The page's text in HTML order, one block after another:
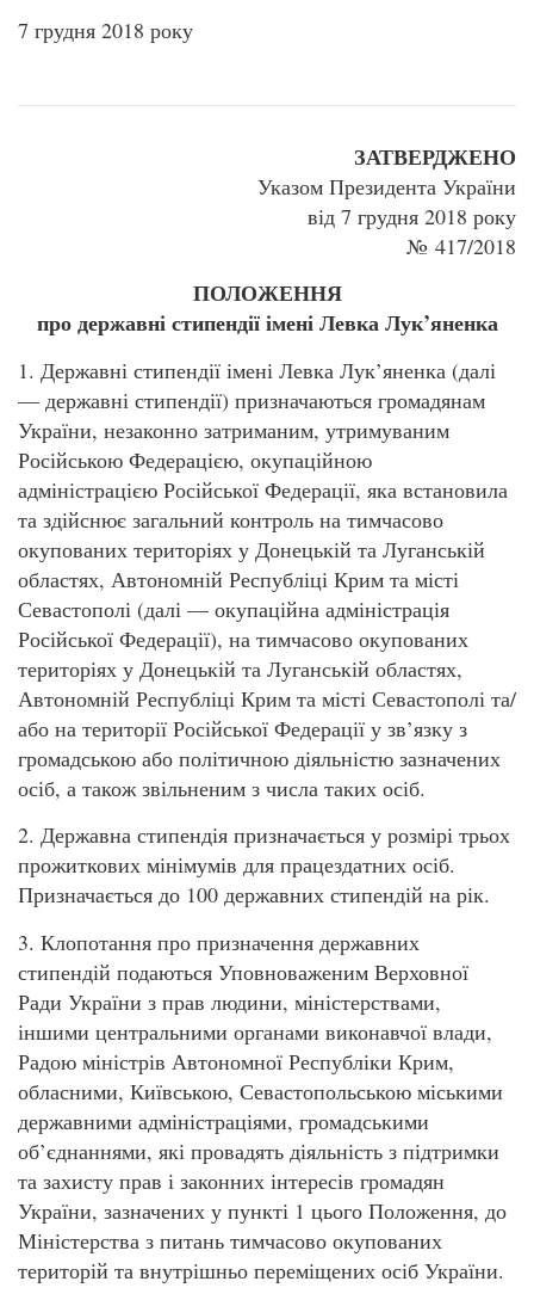
7 грудня 2018 року
ЗАТВЕРДЖЕНО
Указом Президента України
від 7 грудня 2018 року
№ 417/2018
ПОЛОЖЕННЯ
про державні стипендії імені Левка Лук’яненка
1. Державні стипендії імені Левка Лук’яненка (далі
— державні стипендії) призначаються громадянам
України, незаконно затриманим, утримуваним
Російською Федерацією, окупаційною
адміністрацією Російської Федерації, яка встановила
та здійснює загальний контроль на тимчасово
окупованих територіях у Донецькій та Луганській
областях, Автономній Республіці Крим та місті
Севастополі (далі — окупаційна адміністрація
Російської Федерації), на тимчасово окупованих
територіях у Донецькій та Луганській областях,
Автономній Республіці Крим та місті Севастополі та/
або на території Російської Федерації у зв’язку з
громадською або політичною діяльністю зазначених
осіб, а також звільненим з числа таких осіб.
2. Державна стипендія призначається у розмірі трьох
прожиткових мінімумів для працездатних осіб.
Призначається до 100 державних стипендій на рік.
3. Клопотання про призначення державних
стипендій подаються Уповноваженим Верховної
Ради України з прав людини, міністерствами,
іншими центральними органами виконавчої влади,
Радою міністрів Автономної Республіки Крим,
обласними, Київською, Севастопольською міськими
державними адміністраціями, громадськими
об’єднаннями, які провадять діяльність з підтримки
та захисту прав і законних інтересів громадян
України, зазначених у пункті 1 цього Положення, до
Міністерства з питань тимчасово окупованих
територій та внутрішньо переміщених осіб України.